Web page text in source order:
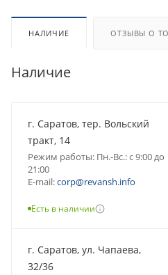
НАЛИЧИЕ ОТЗЫВЫ О
Наличие
г. Саратов, тер. Вольский
тракт, 14
Режим работы: Пн.-Вс.: с 9:00 до
21:00
E-mail:corp@revansh.info
Есть в наличии
г. Саратов, ул. Чапаева,
32/36